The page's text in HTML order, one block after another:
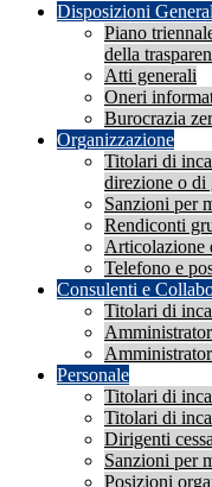
Disposizioni
Piano
della
Atti generali
Oneri
Burocrazia
Organizzazione
Titolari di
direzione o di
Sanzioni per
Rendiconti
Articolazione
Telefono e
Consulenti e
Titolari di
Personale
Titolari di
Titolari di
Dirigenti
Sanzioni per
Posizioni